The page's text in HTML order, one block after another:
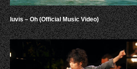
luvis – Oh (Official Music Video)